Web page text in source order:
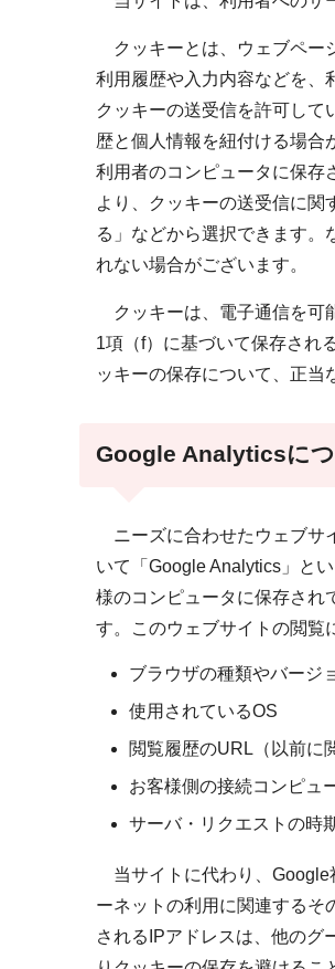
クッキーとは、ウェブペー
利用履歴や入力内容などを、
クッキーの送受信を許可して
歴と個人情報を紐付ける場合
利用者のコンピュータに保存
より、クッキーの送受信に関
る」などから選択できます。
れない場合がございます。
クッキーは、電子通信を可
1項（f）に基づいて保存され
ッキーの保存について、正当
Google Analyticsに
ニーズに合わせたウェブサ
いて「Google Analytics」と
様のコンピュータに保存され
す。このウェブサイトの閲覧
ブラウザの種類やバージ
使用されているOS
閲覧履歴のURL（以前に
お客様側の接続コンピュ
サーバ・リクエストの時
当サイトに代わり、Google
ーネットの利用に関連するそ
されるIPアドレスは、他のグ